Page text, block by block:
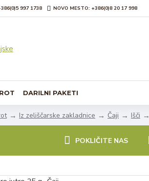
997 1738 NOVO MESTO: +386(0)8 20 17 998
DARILNI PAKETI
Iz zeliščarske zakladnice Čaji Išči
POKLIČITE NAS